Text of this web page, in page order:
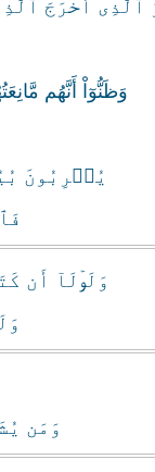
ٱلَّذِىٓ أَخۡرَجَ
وَظَنُّوٓاْ أَنَّهُم
يُخۡرِبُونَ
وَلَوۡلَآ أَن
وَمَن